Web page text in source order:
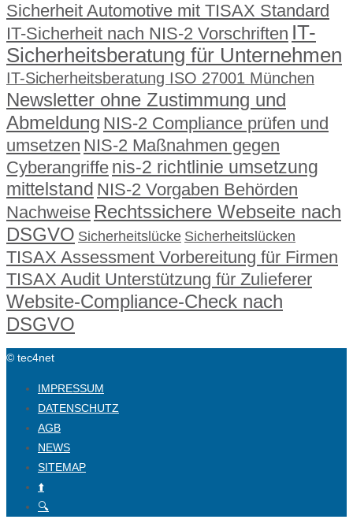
Sicherheit Automotive mit TISAX Standard
IT-Sicherheit nach NIS-2 Vorschriften IT-
Sicherheitsberatung für Unternehmen
IT-Sicherheitsberatung ISO 27001 München
Newsletter ohne Zustimmung und
Abmeldung NIS-2 Compliance prüfen und
umsetzen NIS-2 Maßnahmen gegen
Cyberangriffe nis-2 richtlinie umsetzung
mittelstand NIS-2 Vorgaben Behörden
Nachweise Rechtssichere Webseite nach
DSGVO Sicherheitslücke Sicherheitslücken
TISAX Assessment Vorbereitung für Firmen
TISAX Audit Unterstützung für Zulieferer
Website-Compliance-Check nach
DSGVO
© tec4net
IMPRESSUM
DATENSCHUTZ
AGB
NEWS
SITEMAP
⬆️
🔍